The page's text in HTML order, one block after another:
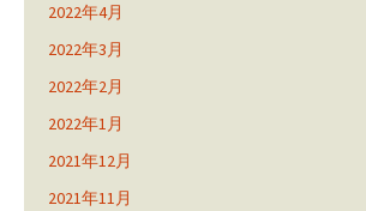
2022年4月
2022年3月
2022年2月
2022年1月
2021年12月
2021年11月